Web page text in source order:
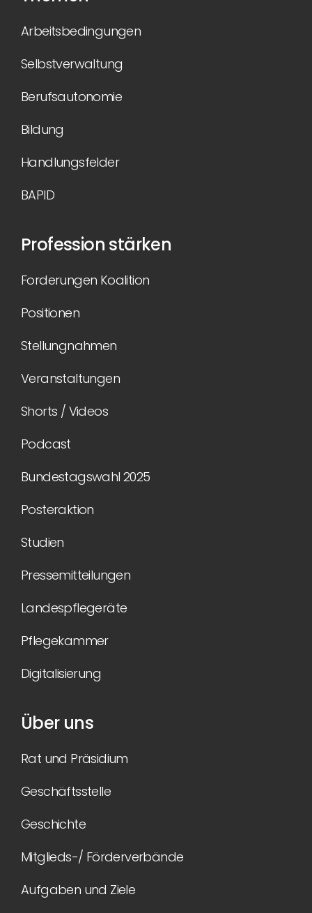
Arbeitsbedingungen
Selbstverwaltung
Berufsautonomie
Bildung
Handlungsfelder
BAPID
Profession stärken
Forderungen Koalition
Positionen
Stellungnahmen
Veranstaltungen
Shorts / Videos
Podcast
Bundestagswahl 2025
Posteraktion
Studien
Pressemitteilungen
Landespflegeräte
Pflegekammer
Digitalisierung
Über uns
Rat und Präsidium
Geschäftsstelle
Geschichte
Mitglieds-/ Förderverbände
Aufgaben und Ziele